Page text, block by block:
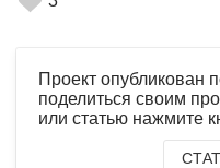
Проект опубликован
поделиться своим
или статью нажмите